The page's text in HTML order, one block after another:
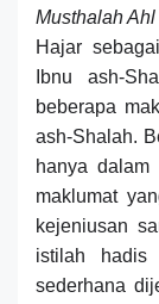
Musthalah
Hajar
Ibnu ash-
beberapa
ash-Shalah.
hanya
maklumat
kejeniusan
istilah
sederhana